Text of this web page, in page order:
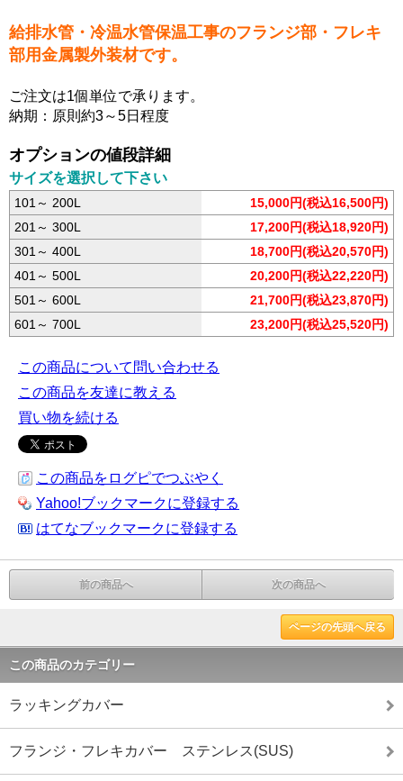
給排水管・冷温水管保温工事のフランジ部・フレキ
部用金属製外装材です。
ご注文は1個単位で承ります。
納期：原則約3～5日程度
オプションの値段詳細
サイズを選択して下さい
101～ 200L
15,000円(税込16,500円)
201～ 300L
17,200円(税込18,920円)
301～ 400L
18,700円(税込20,570円)
401～ 500L
20,200円(税込22,220円)
501～ 600L
21,700円(税込23,870円)
601～ 700L
23,200円(税込25,520円)
この商品について問い合わせる
この商品を友達に教える
買い物を続ける
この商品をログピでつぶやく
Yahoo!ブックマークに登録する
はてなブックマークに登録する
前の商品へ 次の商品へ
ページの先頭へ戻る
この商品のカテゴリー
ラッキングカバー
フランジ・フレキカバー ステンレス(SUS)